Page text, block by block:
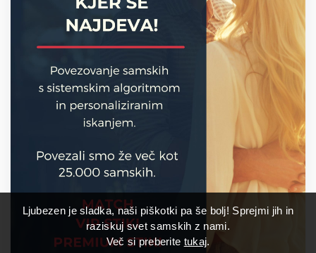
Ljubezen je sladka, naši piškotki pa še bolj! Sprejmi jih in
raziskuj svet samskih z nami.
Več si preberite tukaj.